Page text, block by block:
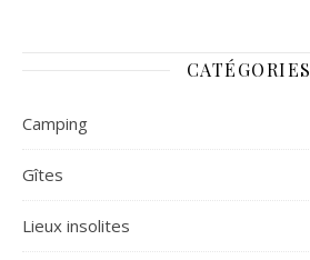
CATÉGORIES
Camping
Gîtes
Lieux insolites